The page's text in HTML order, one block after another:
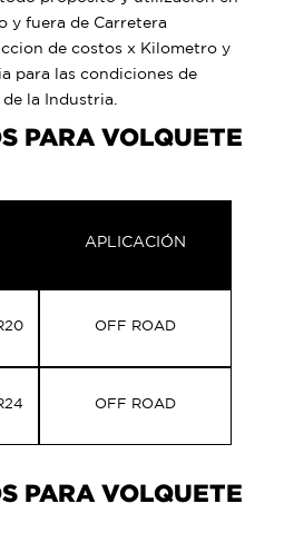
y fuera de Carretera
de costos x Kilometro y
para las condiciones de
la Industria.
PARA VOLQUETE
APLICACIÓN
OFF ROAD
OFF ROAD
PARA VOLQUETE